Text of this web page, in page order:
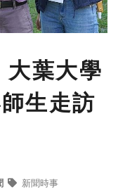
葉大學
生走訪
新聞時事